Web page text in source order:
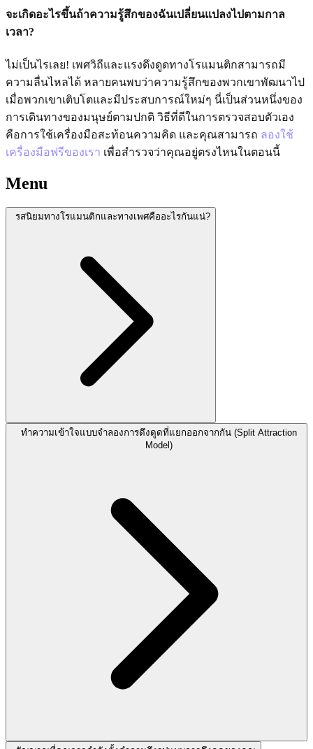
จะเกิดอะไรขึ้นถ้าความรู้สึกของฉันเปลี่ยนแปลงไปตามกาล
เวลา?
ไม่เป็นไรเลย! เพศวิถีและแรงดึงดูดทางโรแมนติกสามารถมี
ความลื่นไหลได้ หลายคนพบว่าความรู้สึกของพวกเขาพัฒนาไป
เมื่อพวกเขาเติบโตและมีประสบการณ์ใหม่ๆ นี่เป็นส่วนหนึ่งของ
การเดินทางของมนุษย์ตามปกติ วิธีที่ดีในการตรวจสอบตัวเอง
คือการใช้เครื่องมือสะท้อนความคิด และคุณสามารถ ลองใช้
เครื่องมือฟรีของเรา เพื่อสำรวจว่าคุณอยู่ตรงไหนในตอนนี้
Menu
รสนิยมทางโรแมนติกและทางเพศคืออะไรกันแน่?
ทำความเข้าใจแบบจำลองการดึงดูดที่แยกออกจากกัน (Split Attraction
Model)